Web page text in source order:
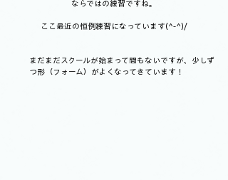
ならではの練習ですね。
ここ最近の恒例練習になっています(^-^)/
まだまだスクールが始まって間もないですが、少しず
つ形（フォーム）がよくなってきています！